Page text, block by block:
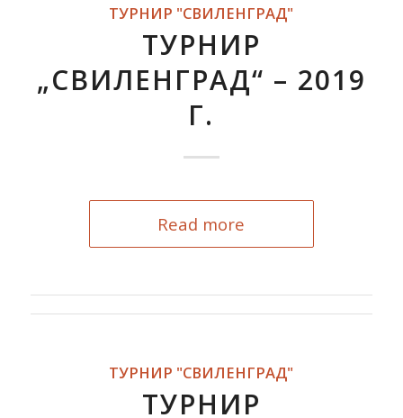
ТУРНИР "СВИЛЕНГРАД"
ТУРНИР
„СВИЛЕНГРАД“ – 2019
Г.
Read more
ТУРНИР "СВИЛЕНГРАД"
ТУРНИР